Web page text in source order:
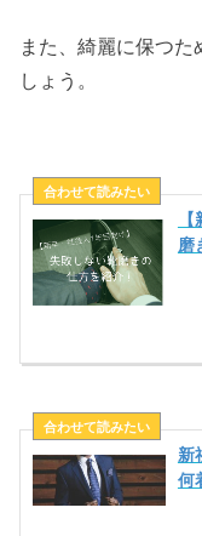
また、綺麗に保つた
しょう。
磨
新
何